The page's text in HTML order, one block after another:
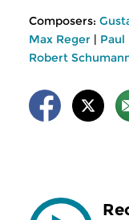
Composers:
Max Reger |
Robert